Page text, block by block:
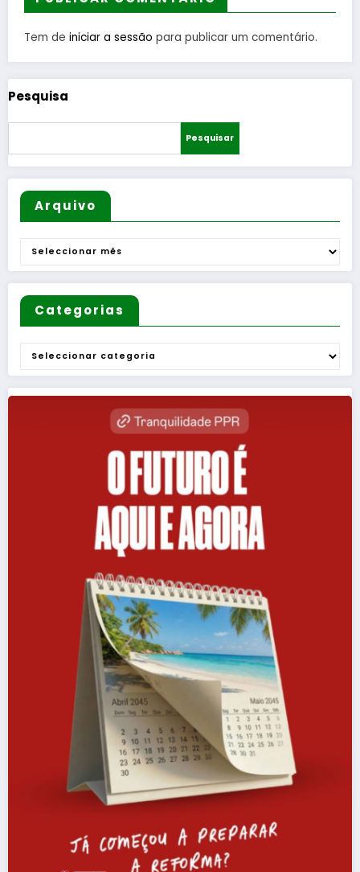
os
Egitanie
nses e
diversas
Freguesi
das
feiras
populare
s
Tem de iniciar a sessão para publicar um comentário.
Pesquisa
Pesquisar
Arquivo
Arquivo
Categorias
Categorias